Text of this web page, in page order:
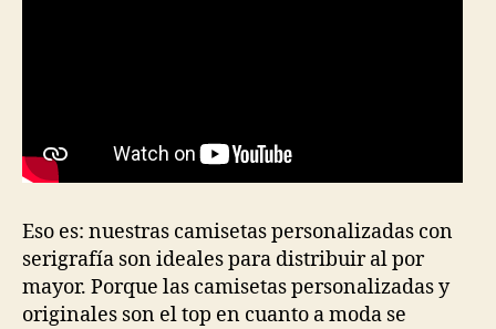
Eso es: nuestras camisetas personalizadas con
serigrafía son ideales para distribuir al por
mayor. Porque las camisetas personalizadas y
originales son el top en cuanto a moda se